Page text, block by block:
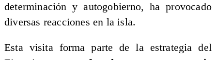
determinación y autogobierno, ha provocado
diversas reacciones en la isla.
Esta visita forma parte de la estrategia del